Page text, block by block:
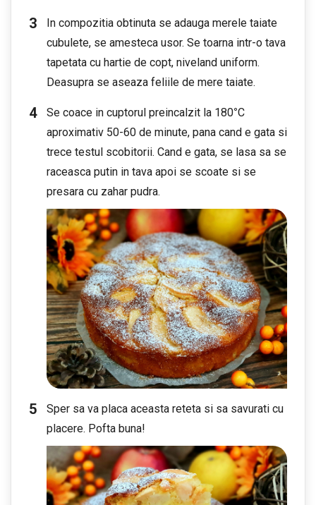
In compozitia obtinuta se adauga merele taiate
cubulete, se amesteca usor. Se toarna intr-o tava
tapetata cu hartie de copt, niveland uniform.
Deasupra se aseaza feliile de mere taiate.
Se coace in cuptorul preincalzit la 180°C
aproximativ 50-60 de minute, pana cand e gata si
trece testul scobitorii. Cand e gata, se lasa sa se
raceasca putin in tava apoi se scoate si se
presara cu zahar pudra.
Sper sa va placa aceasta reteta si sa savurati cu
placere. Pofta buna!